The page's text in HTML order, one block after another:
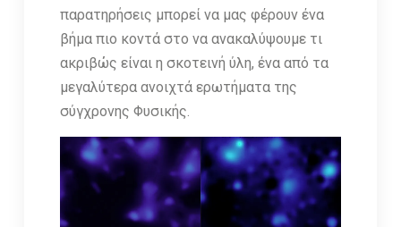
παρατηρήσεις μπορεί να μας φέρουν ένα
βήμα πιο κοντά στο να ανακαλύψουμε τι
ακριβώς είναι η σκοτεινή ύλη, ένα από τα
μεγαλύτερα ανοιχτά ερωτήματα της
σύγχρονης Φυσικής.